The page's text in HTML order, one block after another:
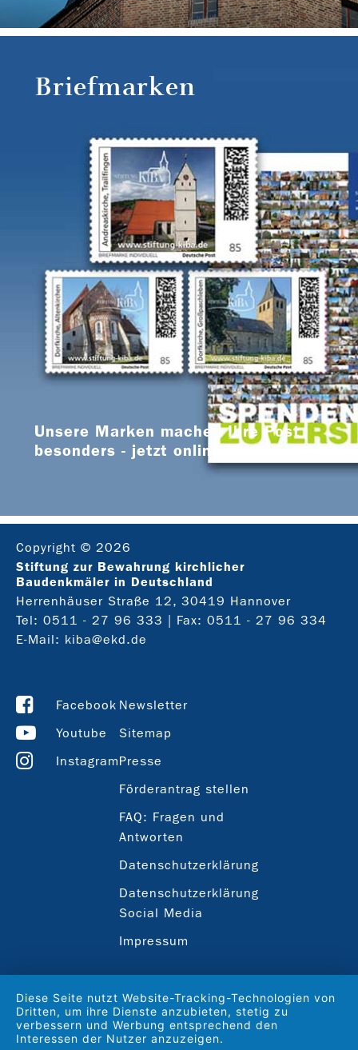
Briefmarken
Unsere Marken machen Ihre Post
besonders - jetzt online bestellen
Copyright © 2026
Stiftung zur Bewahrung kirchlicher
Baudenkmäler in Deutschland
Herrenhäuser Straße 12, 30419 Hannover
Tel: 0511 - 27 96 333 | Fax: 0511 - 27 96 334
E-Mail: kiba@ekd.de
Facebook
Youtube
Instagram
Newsletter
Sitemap
Presse
Förderantrag stellen
FAQ: Fragen und
Antworten
Datenschutzerklärung
Datenschutzerklärung
Social Media
Impressum
Diese Seite nutzt Website-Tracking-Technologien von
Dritten, um ihre Dienste anzubieten, stetig zu
verbessern und Werbung entsprechend den
Interessen der Nutzer anzuzeigen.